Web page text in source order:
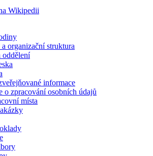
organizační struktura
oddělení
informace
o zpracování osobních údajů
místa